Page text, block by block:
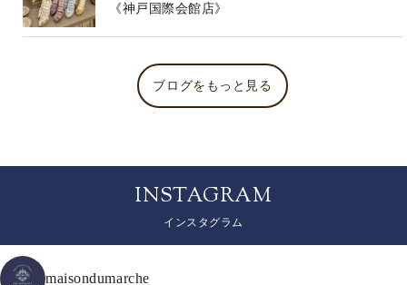
《神戸国際会館店》
ブログをもっと見る
INSTAGRAM
インスタグラム
maisondumarche